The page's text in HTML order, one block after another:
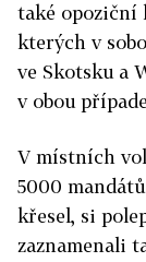
také opoziční
kterých v
ve Skotsku a
v obou
V místních
5000
křesel, si
zaznamenali